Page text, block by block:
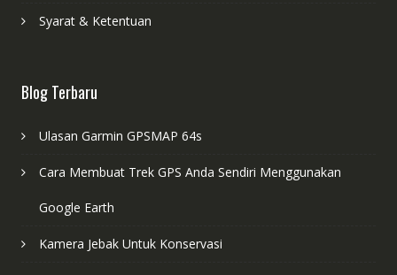
Syarat & Ketentuan
Blog Terbaru
Ulasan Garmin GPSMAP 64s
Cara Membuat Trek GPS Anda Sendiri Menggunakan
Google Earth
Kamera Jebak Untuk Konservasi